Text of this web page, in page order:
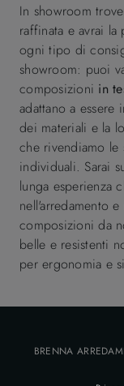
In showroom
raffinata e avrai
ogni tipo di
showroom: puoi
composizioni in
adattano a
dei materiali e la
che rivendiamo
individuali. Sarai
lunga esperienza
nell'arredamento
composizioni da
belle e resistenti
per ergonomia e
BRENNA